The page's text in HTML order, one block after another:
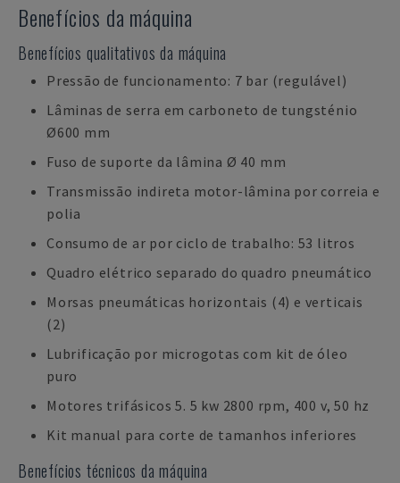
Benefícios da máquina
Benefícios qualitativos da máquina
Pressão de funcionamento: 7 bar (regulável)
Lâminas de serra em carboneto de tungsténio
Ø600 mm
Fuso de suporte da lâmina Ø 40 mm
Transmissão indireta motor-lâmina por correia e
polia
Consumo de ar por ciclo de trabalho: 53 litros
Quadro elétrico separado do quadro pneumático
Morsas pneumáticas horizontais (4) e verticais
(2)
Lubrificação por microgotas com kit de óleo
puro
Motores trifásicos 5. 5 kw 2800 rpm, 400 v, 50 hz
Kit manual para corte de tamanhos inferiores
Benefícios técnicos da máquina